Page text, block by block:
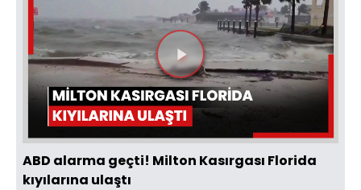
Videoyu
Oynat
ABD alarma geçti! Milton Kasırgası Florida
kıyılarına ulaştı